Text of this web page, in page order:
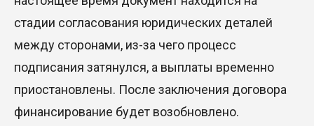
стадии согласования юридических деталей
между сторонами, из-за чего процесс
подписания затянулся, а выплаты временно
приостановлены. После заключения договора
финансирование будет возобновлено.